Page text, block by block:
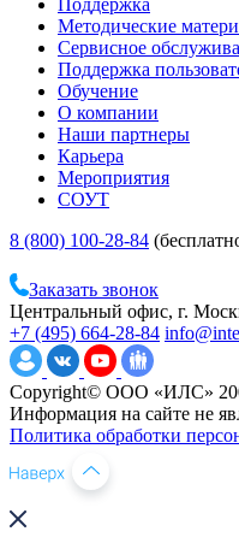
Методические
Сервисное
Поддержка
Обучение
О компании
Наши партнеры
Карьера
Мероприятия
СОУТ
8 (800) 100-28-84
Заказать звонок
Центральный офис, г.
+7 (495) 664-28-84
Copyright© ООО «ИЛС»
Информация на сайте не
Политика обработки